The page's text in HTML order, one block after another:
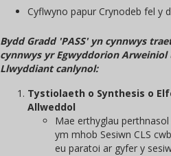
Cyflwyno papur Crynodeb fel y
Bydd Gradd 'PASS' yn cynnwys
cynnwys yr Egwyddorion
Llwyddiant canlynol:
Tystiolaeth o Synthesis o
Allweddol
Mae erthyglau
ym mhob Sesiwn CLS
eu paratoi ar gyfer y